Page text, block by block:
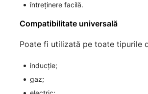
întreținere facilă.
Compatibilitate universală
Poate fi utilizată pe toate tipurile
inducție;
gaz;